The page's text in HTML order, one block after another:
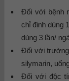
Đối với bệnh
chỉ định dùng
dùng 3 lần/
Đối với
silymarin,
Đối với độc